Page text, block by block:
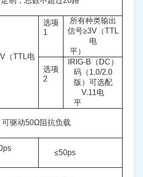
（TTL电
选项
1
所有种类输出
信号≥3V （TTL
电
平）
选项
2
IRIG-B （ DC）
码（1.0/2.0
版）可选配
V.11电
平
可驱动50Ω阻抗负载
≤50ps